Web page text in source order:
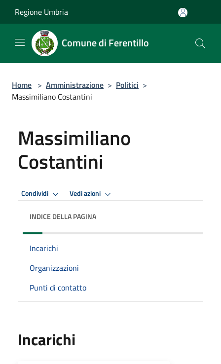
Regione Umbria
Comune di Ferentillo
Home > Amministrazione > Politici >
Massimiliano Costantini
Massimiliano
Costantini
Condividi Vedi azioni
INDICE DELLA PAGINA
Incarichi
Organizzazioni
Punti di contatto
Incarichi